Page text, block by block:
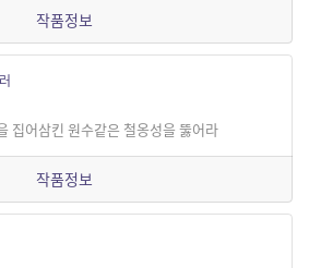
작품정보
집어삼킨 원수같은 철옹성을 뚫어라
작품정보